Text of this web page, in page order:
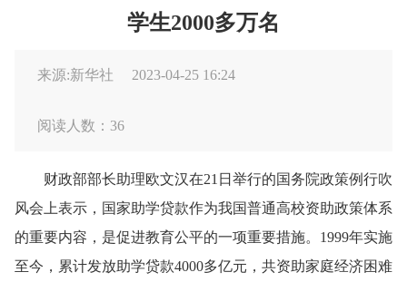
学生2000多万名
来源:新华社 2023-04-25 16:24
阅读人数： 36
财政部部长助理欧文汉在21日举行的国务院政策例行吹
风会上表示，国家助学贷款作为我国普通高校资助政策体系
的重要内容，是促进教育公平的一项重要措施。1999年实施
至今，累计发放助学贷款4000多亿元，共资助家庭经济困难